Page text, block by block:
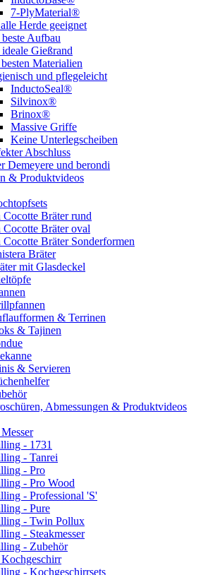
7-PlyMaterial®
Herde geeignet
Aufbau
Gießrand
Materialien
und pflegeleicht
InductoSeal®
Silvinox®
Brinox®
Massive Griffe
Keine Unterlegscheiben
Abschluss
Demeyere und berondi
& Produktvideos
Cocotte Bräter rund
Cocotte Bräter oval
Cocotte Bräter Sonderformen
Bräter
mit Glasdeckel
& Terrinen
& Tajinen
& Servieren
Abmessungen & Produktvideos
- 1731
- Tanrei
- Pro
- Pro Wood
- Professional 'S'
- Pure
- Twin Pollux
- Steakmesser
- Zubehör
- Kochgeschirrsets